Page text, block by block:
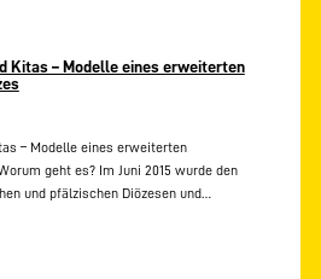
Kitas – Modelle eines erweiterten
– Modelle eines erweiterten
geht es? Im Juni 2015 wurde den
und pfälzischen Diözesen und…